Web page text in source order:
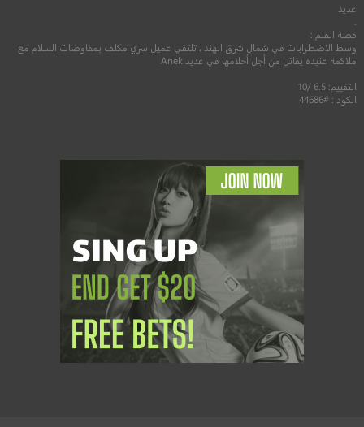
عديد
قصة الفلم :
وسط الاضطرابات في شمال شرق الهند ، تلتقي عميل سري مكلف بمفاوضات السلام مع
ملاكمة عنيده يقاتل من أجل أحلامها في عديد Anek
التقييم: 6.5 /10
الكود : #44686